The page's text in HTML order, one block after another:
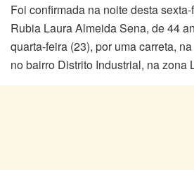
Foi confirmada na noite desta
Rubia Laura Almeida Sena, de 44
quarta-feira (23), por uma carreta,
no bairro Distrito Industrial, na zona